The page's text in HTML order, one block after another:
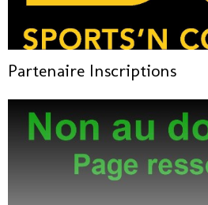
Partenaire Inscriptions